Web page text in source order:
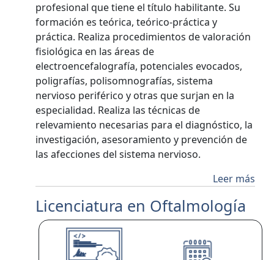
profesional que tiene el título habilitante. Su
formación es teórica, teórico-práctica y
práctica. Realiza procedimientos de valoración
fisiológica en las áreas de
electroencefalografía, potenciales evocados,
poligrafías, polisomnografías, sistema
nervioso periférico y otras que surjan en la
especialidad. Realiza las técnicas de
relevamiento necesarias para el diagnóstico, la
investigación, asesoramiento y prevención de
las afecciones del sistema nervioso.
Leer más
Licenciatura en Oftalmología